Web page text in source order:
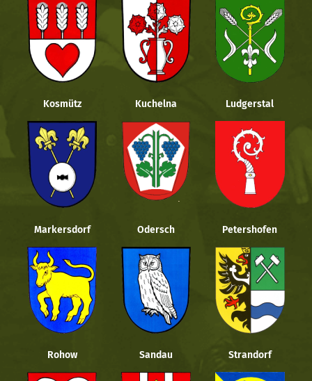
Kosmütz Kuchelna Ludgerstal
Markersdorf Odersch Petershofen
Rohow Sandau Strandorf